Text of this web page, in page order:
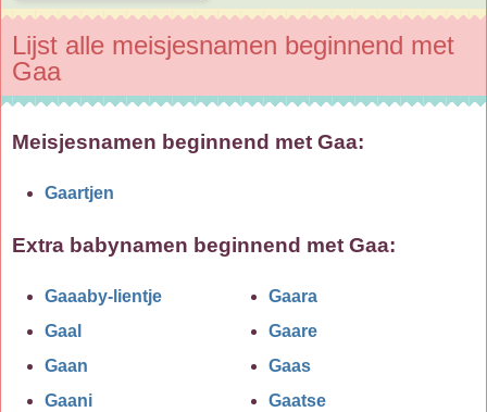
Lijst alle meisjesnamen beginnend met
Gaa
Meisjesnamen beginnend met Gaa:
Gaartjen
Extra babynamen beginnend met Gaa:
Gaaaby-lientje
Gaal
Gaan
Gaani
Gaara
Gaare
Gaas
Gaatse